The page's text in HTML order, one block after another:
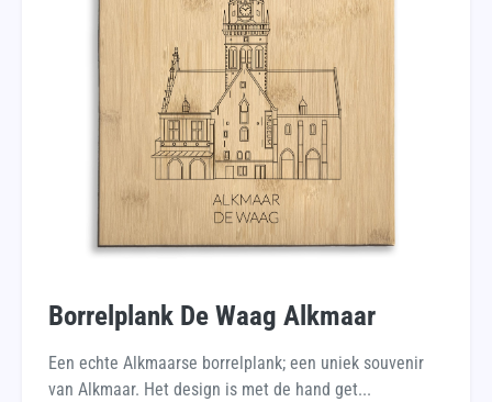
Borrelplank De Waag Alkmaar
Een echte Alkmaarse borrelplank; een uniek souvenir
van Alkmaar. Het design is met de hand get...